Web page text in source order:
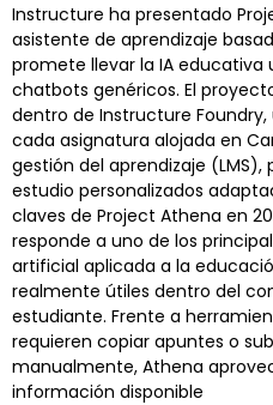
Instructure ha presentado
asistente de aprendizaje
promete llevar la IA educativa
chatbots genéricos. El
dentro de Instructure
cada asignatura alojada en
gestión del aprendizaje
estudio personalizados
claves de Project Athena en
responde a uno de los
artificial aplicada a la
realmente útiles dentro del
estudiante. Frente a
requieren copiar apuntes o
manualmente, Athena
información disponible